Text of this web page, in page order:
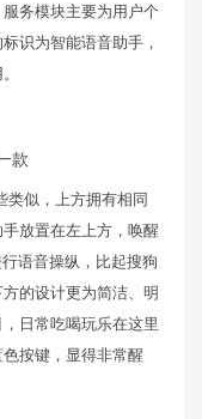
务模块主要为用户个
识为智能语音助手，
类似，上方拥有相同
放置在左上方，唤醒
语音操纵，比起搜狗
的设计更为简洁、明
日常吃喝玩乐在这里
按键，显得非常醒